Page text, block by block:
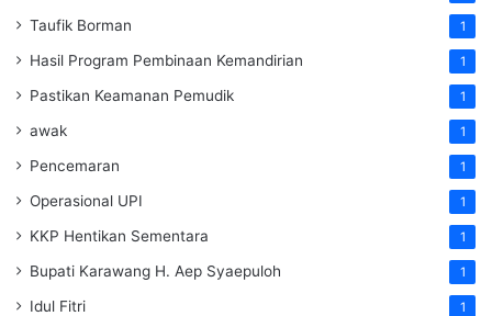
Taufik Borman 1
Hasil Program Pembinaan Kemandirian 1
Pastikan Keamanan Pemudik 1
awak 1
Pencemaran 1
Operasional UPI 1
KKP Hentikan Sementara 1
Bupati Karawang H. Aep Syaepuloh 1
Idul Fitri 1